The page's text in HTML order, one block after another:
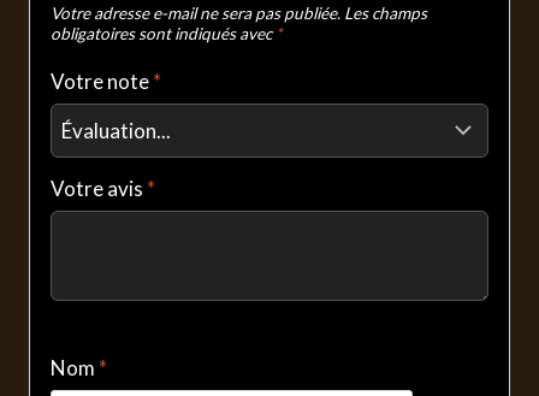
Votre adresse e-mail ne sera pas publiée. Les champs
obligatoires sont indiqués avec*
Votre note*
Votre avis *
Nom *